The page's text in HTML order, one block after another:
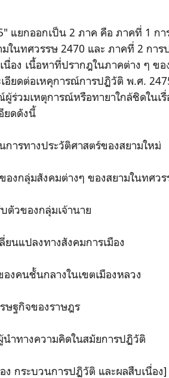
แยกออกเป็น 2 ภาค คือ ภาคที่ 1 กา
นทศวรรษ 2470 และ ภาคที่ 2 กา
อง เนื้อหาที่ปรากฎในภาคต่าง ๆ ขอ
อียดต่อเหคุการณ์การปฏิวัติ พ.ศ.
ร่วมเหตุการณ์หรือทายาใกล้ชิดในเ
ยดดังนี้
ารทางประวัติศาสตร์ของสยามใหม่
งกลุ่มสังคมต่างๆ ของสยามในทศวร
วของกลุ่มเจ้านาย
นแปลงทางสังคมการเมือง
งคนชั้นกลางในเขตเมืองหลวง
ษฐกิจของราษฎร
ำทางความคิดในสมัยการปฏิวัติ
กระบวนการปฏิวัติ และผลสืบเนื่อง]